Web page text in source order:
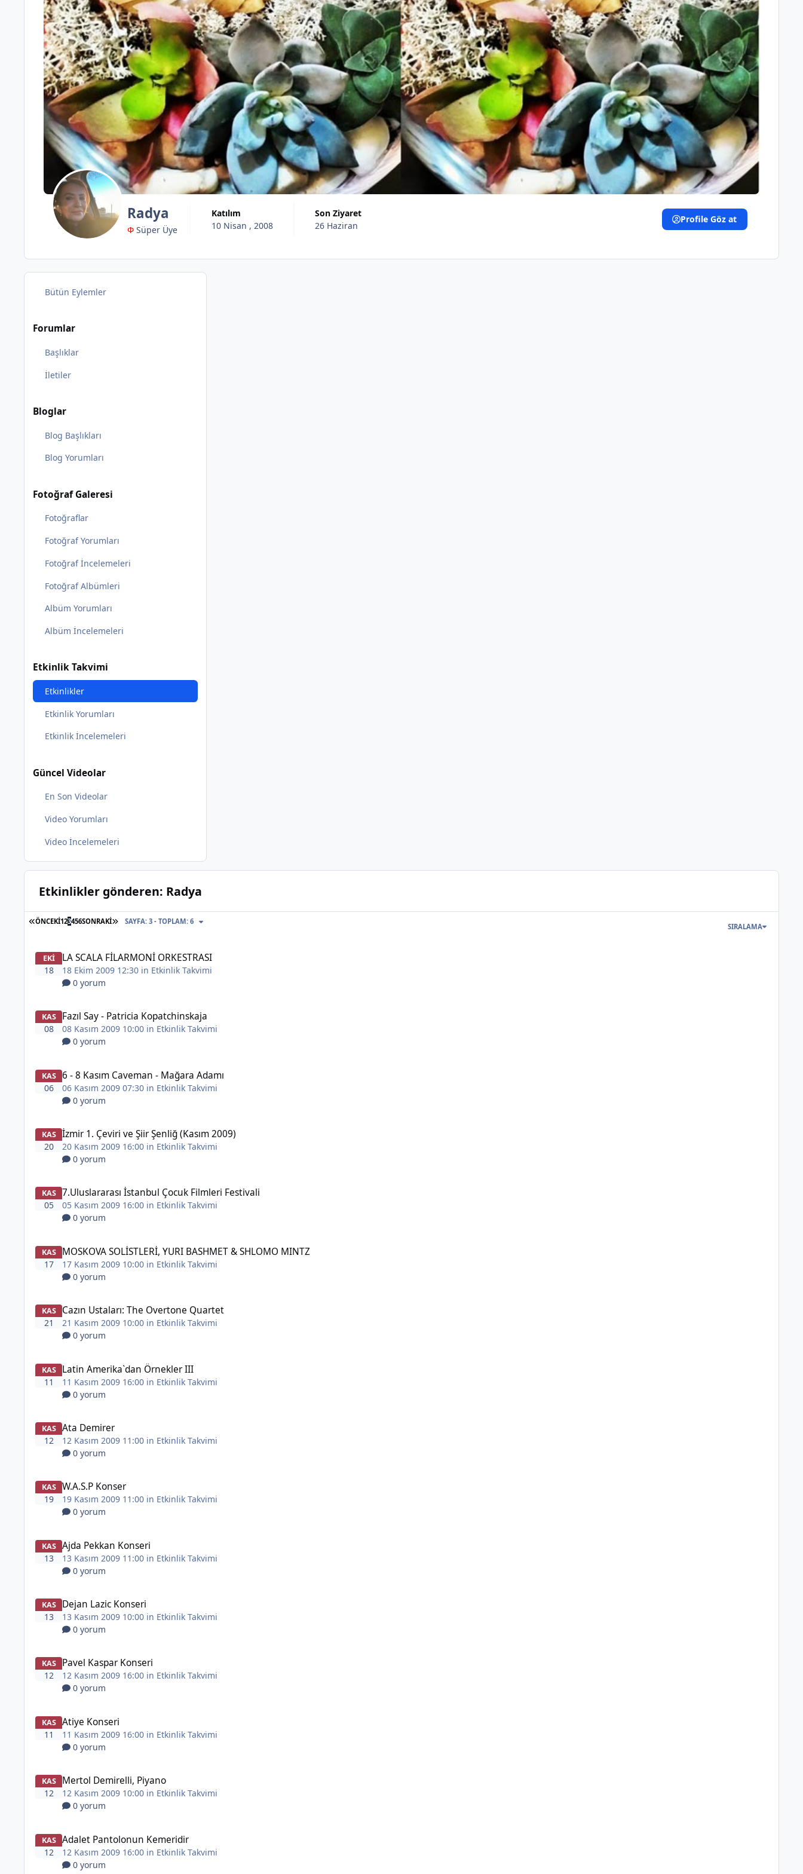
Radya
ΦSüper Üye
Katılım
10 Nisan , 2008
Son Ziyaret
26 Haziran
Profile Göz at
Bütün Eylemler
Forumlar
Başlıklar
İletiler
Bloglar
Blog Başlıkları
Blog Yorumları
Fotoğraf Galeresi
Fotoğraflar
Fotoğraf Yorumları
Fotoğraf İncelemeleri
Fotoğraf Albümleri
Albüm Yorumları
Albüm İncelemeleri
Etkinlik Takvimi
Etkinlikler
Etkinlik Yorumları
Etkinlik İncelemeleri
Güncel Videolar
En Son Videolar
Video Yorumları
Video İncelemeleri
Etkinlikler gönderen: Radya
İLK SAYFA
ÖNCEKI123456SONRAKI SON SAYFA
SAYFA: 3 - TOPLAM: 6
SIRALAMA
EKI
18
LA SCALA FİLARMONİ ORKESTRASI
18 Ekim 2009 12:30 in Etkinlik Takvimi
0 yorum
KAS
08
Fazıl Say - Patricia Kopatchinskaja
08 Kasım 2009 10:00 in Etkinlik Takvimi
0 yorum
KAS
06
6 - 8 Kasım Caveman - Mağara Adamı
06 Kasım 2009 07:30 in Etkinlik Takvimi
0 yorum
KAS
20
İzmir 1. Çeviri ve Şiir Şenliğ (Kasım 2009)
20 Kasım 2009 16:00 in Etkinlik Takvimi
0 yorum
KAS
05
7.Uluslararası İstanbul Çocuk Filmleri Festivali
05 Kasım 2009 16:00 in Etkinlik Takvimi
0 yorum
KAS
17
MOSKOVA SOLİSTLERİ, YURI BASHMET & SHLOMO MINTZ
17 Kasım 2009 10:00 in Etkinlik Takvimi
0 yorum
KAS
21
Cazın Ustaları: The Overtone Quartet
21 Kasım 2009 10:00 in Etkinlik Takvimi
0 yorum
KAS
11
Latin Amerika`dan Örnekler III
11 Kasım 2009 16:00 in Etkinlik Takvimi
0 yorum
KAS
12
Ata Demirer
12 Kasım 2009 11:00 in Etkinlik Takvimi
0 yorum
KAS
19
W.A.S.P Konser
19 Kasım 2009 11:00 in Etkinlik Takvimi
0 yorum
KAS
13
Ajda Pekkan Konseri
13 Kasım 2009 11:00 in Etkinlik Takvimi
0 yorum
KAS
13
Dejan Lazic Konseri
13 Kasım 2009 10:00 in Etkinlik Takvimi
0 yorum
KAS
12
Pavel Kaspar Konseri
12 Kasım 2009 16:00 in Etkinlik Takvimi
0 yorum
KAS
11
Atiye Konseri
11 Kasım 2009 16:00 in Etkinlik Takvimi
0 yorum
KAS
12
Mertol Demirelli, Piyano
12 Kasım 2009 10:00 in Etkinlik Takvimi
0 yorum
KAS
12
Adalet Pantolonun Kemeridir
12 Kasım 2009 16:00 in Etkinlik Takvimi
0 yorum